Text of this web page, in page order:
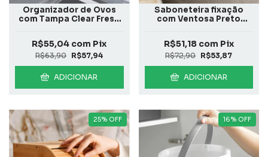
Organizador de Ovos
com Tampa Clear Fresh
R$63,90 R$57,94
R$55,04 com Pix
ADICIONAR
Saboneteira fixação
com Ventosa Preto
R$72,90 R$53,87
R$51,18 com Pix
ADICIONAR
25% OFF 16% OFF